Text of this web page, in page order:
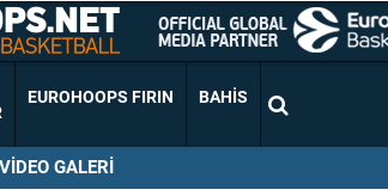
EUROHOOPS FIRIN BAHIS
VIDEO GALERI